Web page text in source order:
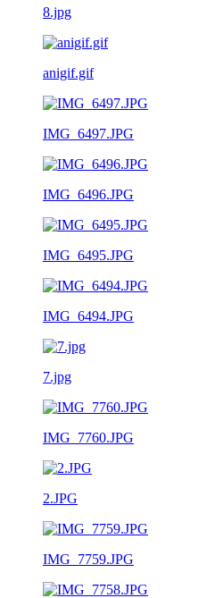
8.jpg
anigif.gif
IMG_6497.JPG
IMG_6496.JPG
IMG_6495.JPG
IMG_6494.JPG
7.jpg
IMG_7760.JPG
2.JPG
IMG_7759.JPG